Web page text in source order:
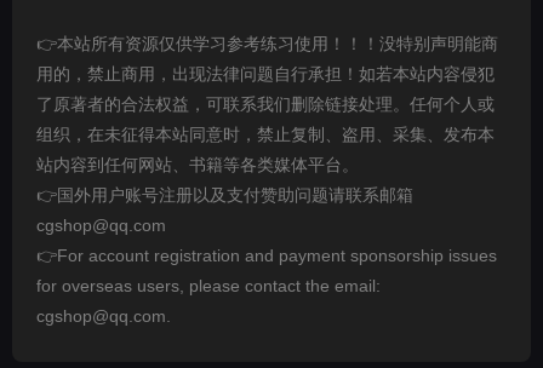
👉本站所有资源仅供学习参考练习使用！！！没特别声明能商
用的，禁止商用，出现法律问题自行承担！如若本站内容侵犯
了原著者的合法权益，可联系我们删除链接处理。任何个人或
组织，在未征得本站同意时，禁止复制、盗用、采集、发布本
站内容到任何网站、书籍等各类媒体平台。
👉国外用户账号注册以及支付赞助问题请联系邮箱
cgshop@qq.com
👉For account registration and payment sponsorship issues
for overseas users, please contact the email:
cgshop@qq.com.